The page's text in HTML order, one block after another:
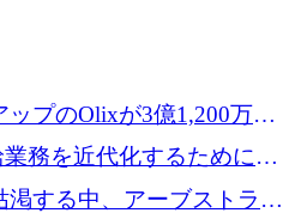
ップのOlixが3億1,200万ド
が投資部門を立ち上げ、7
しく調査
業務を近代化するために
追加資金を調達
渇する中、アーブストラ社